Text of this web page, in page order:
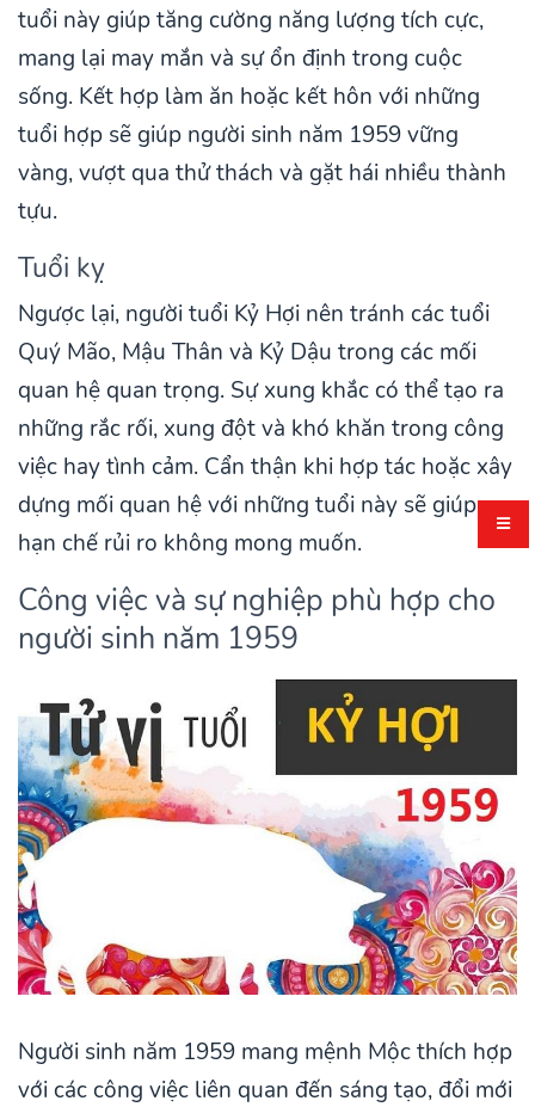
tuổi này giúp tăng cường năng lượng tích cực,
mang lại may mắn và sự ổn định trong cuộc
sống. Kết hợp làm ăn hoặc kết hôn với những
tuổi hợp sẽ giúp người sinh năm 1959 vững
vàng, vượt qua thử thách và gặt hái nhiều thành
tựu.
Tuổi kỵ
Ngược lại, người tuổi Kỷ Hợi nên tránh các tuổi
Quý Mão, Mậu Thân và Kỷ Dậu trong các mối
quan hệ quan trọng. Sự xung khắc có thể tạo ra
những rắc rối, xung đột và khó khăn trong công
việc hay tình cảm. Cẩn thận khi hợp tác hoặc xây
dựng mối quan hệ với những tuổi này sẽ giúp
hạn chế rủi ro không mong muốn.
Công việc và sự nghiệp phù hợp cho
người sinh năm 1959
Người sinh năm 1959 mang mệnh Mộc thích hợp
với các công việc liên quan đến sáng tạo, đổi mới